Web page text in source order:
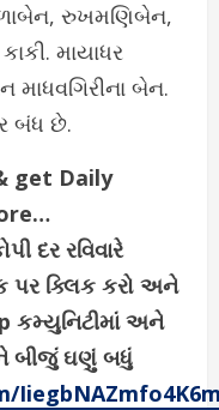
રુખમણિબેન,
માયાધર
માધવગિરીના બેન.
બંધ છે.
get Daily
દર રવિવારે
પર ક્લિક કરો અને
કમ્યુનિટીમાં અને
બીજું ઘણું બધું